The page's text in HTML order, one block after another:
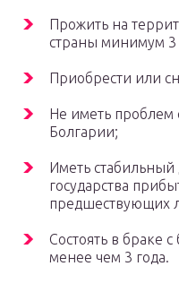
Прожить на
страны минимум
Приобрести или
Не иметь проблем
Болгарии;
Иметь
государства
предшествующих
Состоять в браке
менее чем 3 года.